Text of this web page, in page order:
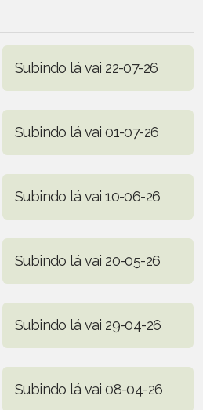
Subindo lá vai 22-07-26
Subindo lá vai 01-07-26
Subindo lá vai 10-06-26
Subindo lá vai 20-05-26
Subindo lá vai 29-04-26
Subindo lá vai 08-04-26